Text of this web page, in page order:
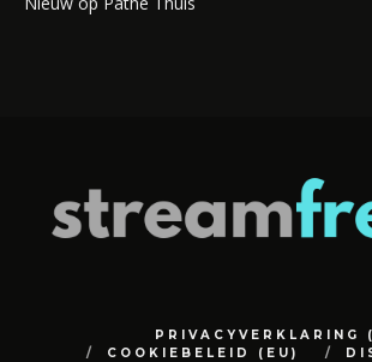
PRIVACYVERKLARING
COOKIEBELEID (EU)